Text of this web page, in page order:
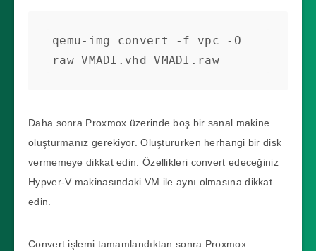
qemu-img convert -f vpc -O
raw VMADI.vhd VMADI.raw
Daha sonra Proxmox üzerinde boş bir sanal makine
oluşturmanız gerekiyor. Oluştururken herhangi bir disk
vermemeye dikkat edin. Özellikleri convert edeceğiniz
Hypver-V makinasındaki VM ile aynı olmasına dikkat
edin.
Convert işlemi tamamlandıktan sonra Proxmox